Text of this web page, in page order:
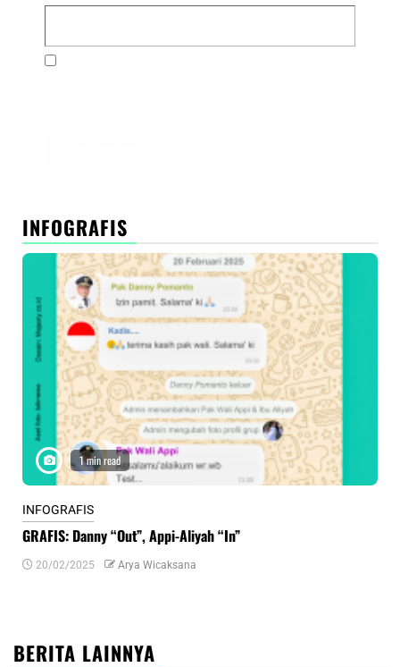
INFOGRAFIS
1 min read
INFOGRAFIS
GRAFIS: Danny “Out”, Appi-Aliyah “In”
20/02/2025 Arya Wicaksana
BERITA LAINNYA